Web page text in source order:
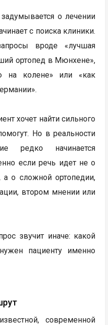
о лечении
с поиска клиники.
вроде «лучшая
ортопед в Мюнхене»,
на колене» или «как
хочет найти сильного
Но в реальности
редко начинается
если речь идет не о
а о сложной ортопедии,
втором мнении или
звучит иначе: какой
пациенту именно
современной